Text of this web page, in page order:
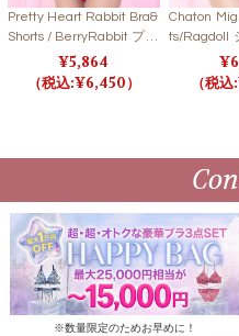
Pretty Heart Rabbit Bra&
Shorts / BerryRabbit プリ
ティハートラビットブラ
＆ショーツ / ベリーラビ
ット【LB5500】
5,864
6,450
Chaton
ts/Ragdoll
ョンブラ
ドール【
※数量限定のためお早めに！